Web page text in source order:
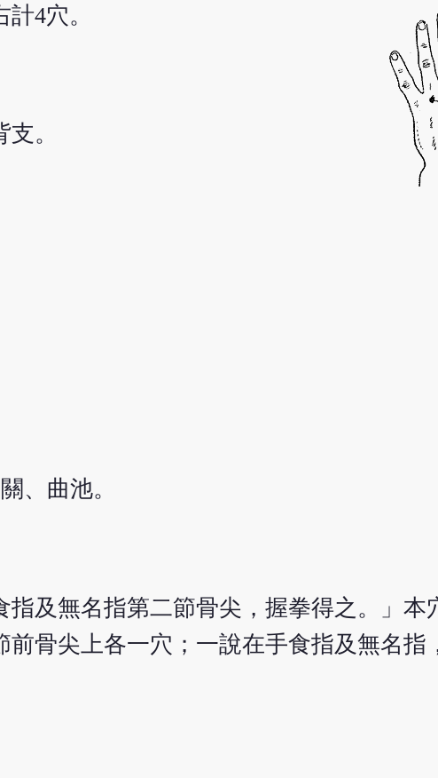
4穴。
。
、曲池。
指及無名指第二節骨尖，握拳得之。」本
骨尖上各一穴；一說在手食指及無名指